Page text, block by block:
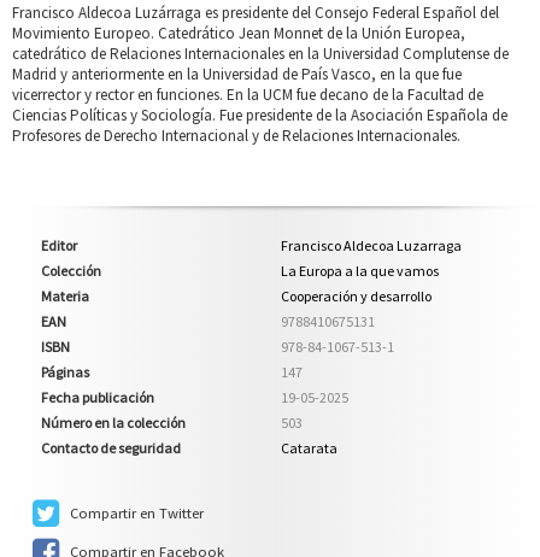
Francisco Aldecoa Luzárraga es presidente del Consejo Federal Español del
Movimiento Europeo. Catedrático Jean Monnet de la Unión Europea,
catedrático de Relaciones Internacionales en la Universidad Complutense de
Madrid y anteriormente en la Universidad de País Vasco, en la que fue
vicerrector y rector en funciones. En la UCM fue decano de la Facultad de
Ciencias Políticas y Sociología. Fue presidente de la Asociación Española de
Profesores de Derecho Internacional y de Relaciones Internacionales.
Editor
Francisco Aldecoa Luzarraga
Colección
La Europa a la que vamos
Materia
Cooperación y desarrollo
EAN
9788410675131
ISBN
978-84-1067-513-1
Páginas
147
Fecha publicación
19-05-2025
Número en la colección
503
Contacto de seguridad
Catarata
Compartir en Twitter
Compartir en Facebook